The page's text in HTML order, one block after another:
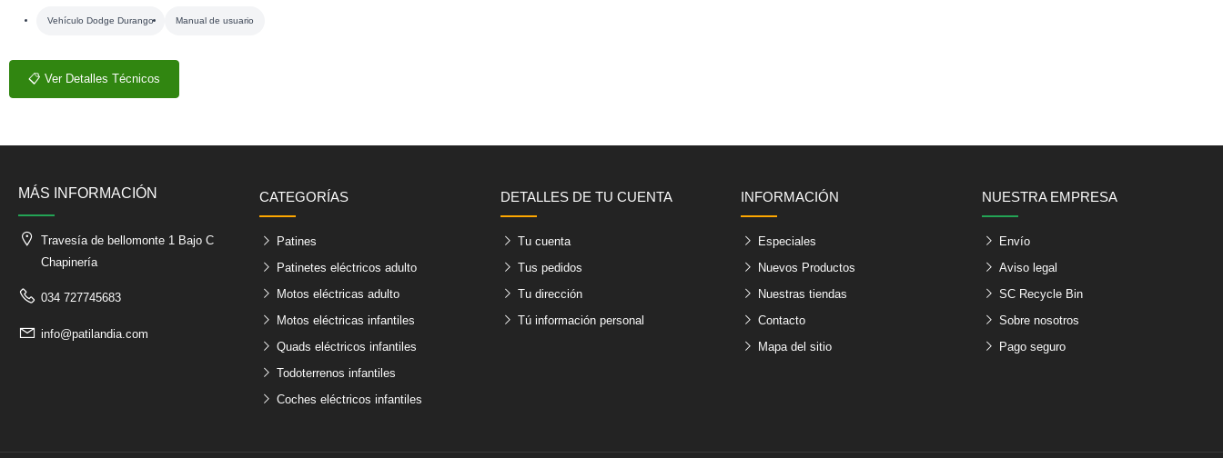
Vehículo Dodge Durango Manual de usuario
📋 Ver Detalles Técnicos
MÁS INFORMACIÓN
Travesía de bellomonte 1 Bajo C
Chapinería
034 727745683
info@patilandia.com
CATEGORÍAS
Patines
Patinetes eléctricos adulto
Motos eléctricas adulto
Motos eléctricas infantiles
Quads eléctricos infantiles
Todoterrenos infantiles
Coches eléctricos infantiles
DETALLES DE TU CUENTA
Tu cuenta
Tus pedidos
Tu dirección
Tú información personal
INFORMACIÓN
Especiales
Nuevos Productos
Nuestras tiendas
Contacto
Mapa del sitio
NUESTRA EMPRESA
Envío
Aviso legal
SC Recycle Bin
Sobre nosotros
Pago seguro